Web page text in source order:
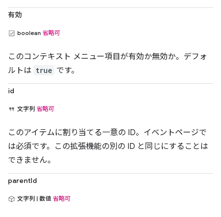
有効
boolean 省略可
このコンテキスト メニュー項目が有効か無効か。デフォ
ルトは true です。
id
文字列 省略可
このアイテムに割り当てる一意の ID。イベントページで
は必須です。この拡張機能の別の ID と同じにすることは
できません。
parentId
文字列 | 数値 省略可